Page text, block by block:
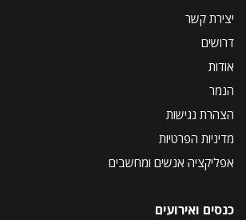
יצירת קשר
דרושים
אודות
הנמר
הצהרת נגישות
מדיניות הפרטיות
אפליקציה אנשים ומחשבים
כנסים ואירועים